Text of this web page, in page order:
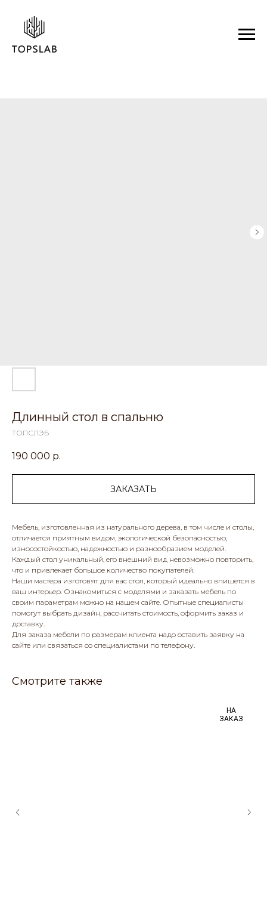
Длинный стол в спальню
ТОПСЛЭБ
190 000 р.
ЗАКАЗАТЬ
Мебель, изготовленная из натурального дерева, в том числе и столы,
отличается приятным видом, экологической безопасностью,
износостойкостью, надежностью и разнообразием моделей.
Каждый стол уникальный, его внешний вид невозможно повторить,
что и привлекает большое количество покупателей.
Наши мастера изготовят для вас стол, который идеально впишется в
ваш интерьер. Ознакомиться с моделями и заказать мебель по
своим параметрам можно на нашем сайте. Опытные специалисты
помогут выбрать дизайн, рассчитать стоимость, оформить заказ и
доставку.
Для заказа мебели по размерам клиента надо оставить заявку на
сайте или связаться со специалистами по телефону.
Смотрите также
НА
ЗАКАЗ